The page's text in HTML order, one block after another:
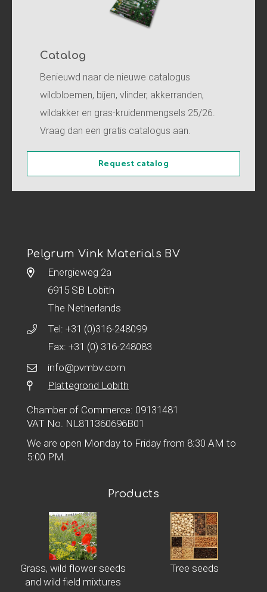
Catalog
Benieuwd naar de nieuwe catalogus
wildbloemen, bijen, vlinder, akkerranden,
wildakker en gras-kruidenmengsels 25/26.
Vraag dan een gratis catalogus aan.
Request catalog
Pelgrum Vink Materials BV
Energieweg 2a
6915 SB Lobith
The Netherlands
Tel: +31 (0)316-248099
Fax: +31 (0) 316-248083
info@pvmbv.com
Plattegrond Lobith
Chamber of Commerce: 09131481
VAT No. NL811360696B01
We are open Monday to Friday from 8:30 AM to
5:00 PM.
Products
Grass, wild flower seeds
and wild field mixtures
Tree seeds